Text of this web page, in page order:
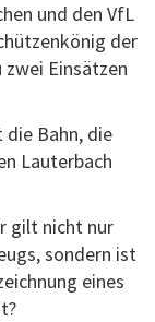
und den VfL
der
zwei Einsätzen
die Bahn, die
Lauterbach
gilt nicht nur
sondern ist
eines